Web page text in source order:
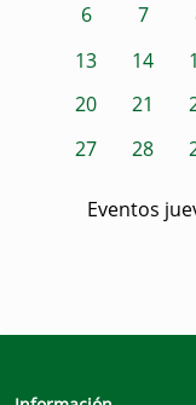
6
7
13
14
20
21
27
28
Eventos